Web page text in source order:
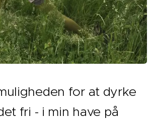
for at dyrke
fri - i min have på